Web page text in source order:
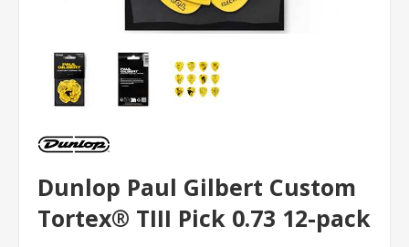
Dunlop Paul Gilbert Custom
Tortex® TIII Pick 0.73 12-pack